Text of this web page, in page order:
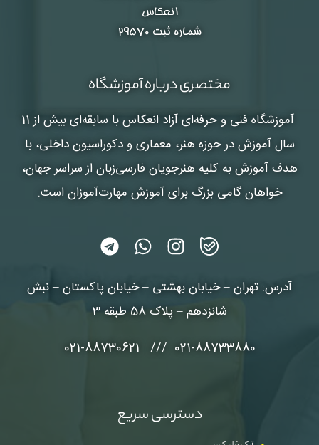
انعکاس
شماره ثبت ۲۹۵۷۰
مختصری درباره آموزشگاه
آموزشگاه فنی و حرفه‌ای آزاد انعکاس
با سابقه‌ای بیش از 11
سال آموزش در حوزه هنر، معماری و دکوراسیون داخلی، با
هدف آموزش به کلیه هنرجویان فارسی‌زبان از سراسر جهان،
خواهان گامی بزرگ برای آموزش مهارت‌آموزان است.
آدرس: تهران – خیابان بهشتی – خیابان پاکستان – نبش
شانزدهم – پلاک 58 طبقه 3
021-88733880 /// 021-88730621
دسترسی سریع